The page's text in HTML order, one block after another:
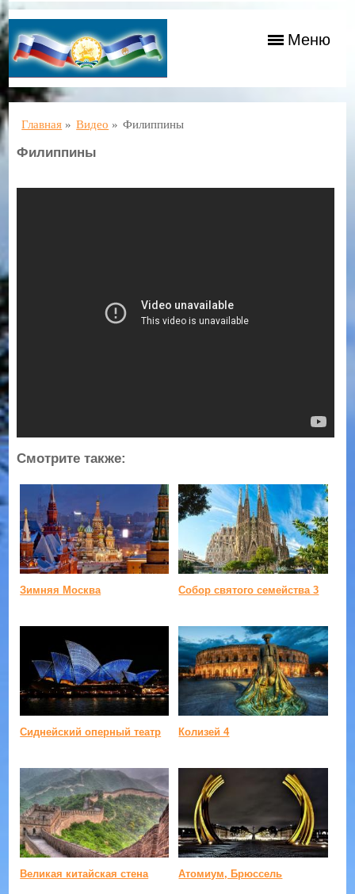
Меню
Главная » Видео » Филиппины
Филиппины
Смотрите также:
Зимняя Москва Собор святого семейства 3
Сиднейский оперный театр Колизей 4
Великая китайская стена Атомиум, Брюссель